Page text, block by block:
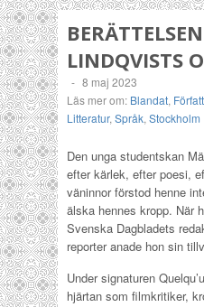
LINDQVISTS
- 8 maj 2023
Läs mer om: Blandat,
Litteratur, Språk, Stockholm
Den unga studentskan
efter kärlek, efter poesi,
väninnor förstod henne
älska hennes kropp. När
Svenska Dagbladets
reporter anade hon sin
Under signaturen
hjärtan som filmkritiker,